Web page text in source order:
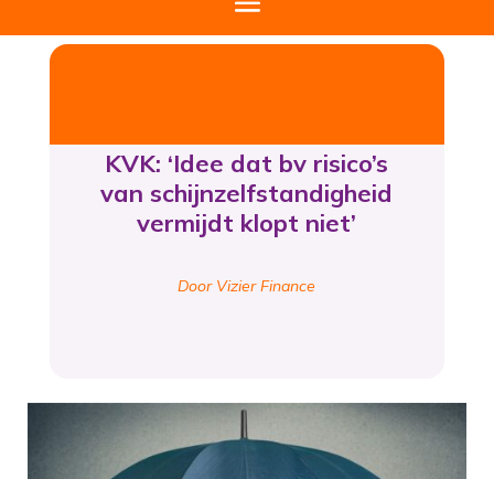
KVK: ‘Idee dat bv risico’s
van schijnzelfstandigheid
vermijdt klopt niet’
Door Vizier Finance